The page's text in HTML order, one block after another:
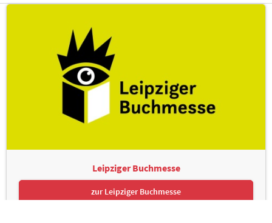
Leipziger Buchmesse
zur Leipziger Buchmesse